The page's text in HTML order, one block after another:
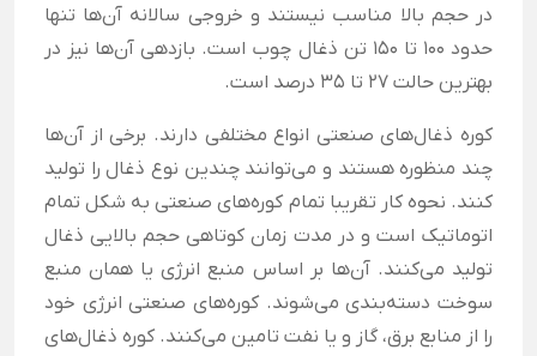
در حجم بالا مناسب نیستند و خروجی سالانه آن‌ها تنها
حدود 100 تا 150 تن ذغال چوب است. بازدهی آن‌ها نیز در
بهترین حالت 27 تا 35 درصد است.
کوره ذغال‌های صنعتی انواع مختلفی دارند. برخی از آن‌ها
چند منظوره هستند و می‌توانند چندین نوع ذغال را تولید
کنند. نحوه کار تقریبا تمام کوره‌های صنعتی به شکل تمام
اتوماتیک است و در مدت زمان کوتاهی حجم بالایی ذغال
تولید می‌کنند. آن‌ها بر اساس منبع انرژی یا همان منبع
سوخت دسته‌بندی می‌شوند. کوره‌های صنعتی انرژی خود
را از منابع برق، گاز و یا نفت تامین می‌کنند. کوره ذغال‌های